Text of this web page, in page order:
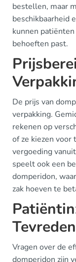
bestellen, maar
beschikbaarheid
kunnen
behoeften past.
De prijs van
verpakking.
rekenen op
of ze kiezen voor
vergoeding
speelt ook een
domperidon,
zak hoeven te
Vragen over de
domperidon zijn